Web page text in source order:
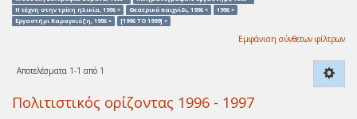
Η τέχνη στην τρίτη ηλικία, 1996 ×
Θεατρικό παιχνίδι, 1996 ×
1996 ×
Εργαστήρι Καραγκιόζη, 1996 ×
[1996 TO 1999] ×
Εμφάνιση σύνθετων φίλτρων
Αποτελέσματα 1-1 από 1
Πολιτιστικός ορίζοντας 1996 - 1997